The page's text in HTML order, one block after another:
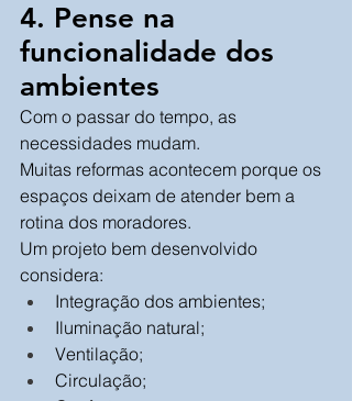
4. Pense na
funcionalidade dos
ambientes
Com o passar do tempo, as
necessidades mudam.
Muitas reformas acontecem porque os
espaços deixam de atender bem a
rotina dos moradores.
Um projeto bem desenvolvido
considera:
Integração dos ambientes;
Iluminação natural;
Ventilação;
Circulação;